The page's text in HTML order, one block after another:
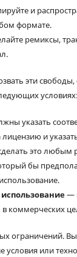
и
формате.
ремиксы,
эти
условиях:
указать
лицензию и
это любым
бы
—
коммерческих
ограничений.
условия или